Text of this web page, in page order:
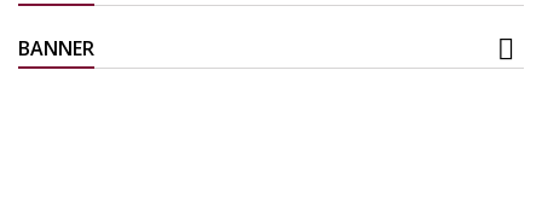
BANNER